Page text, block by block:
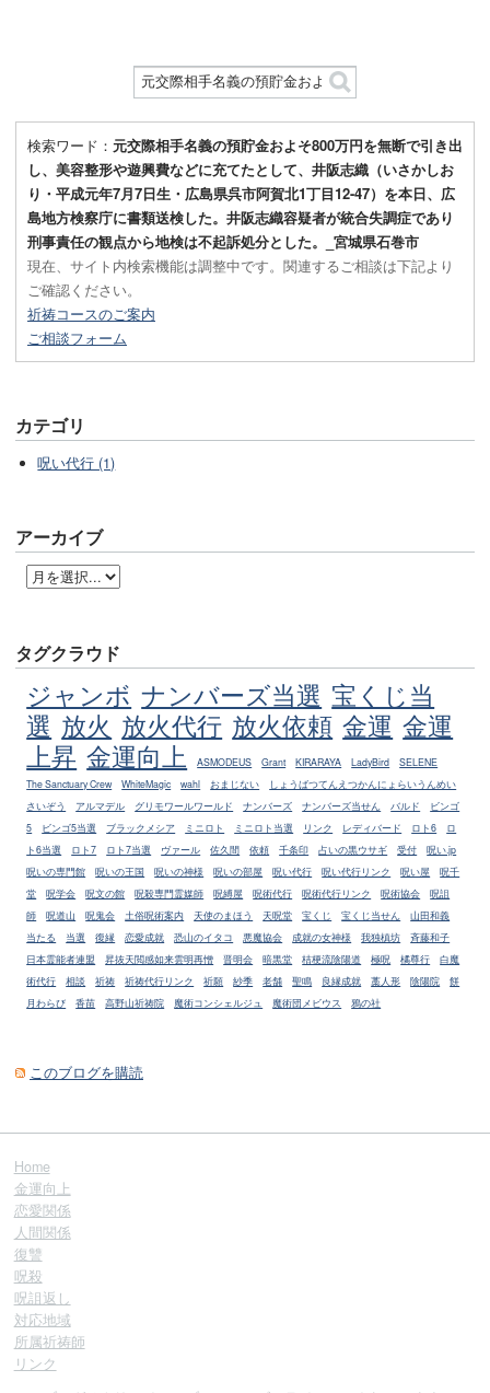
検索ワード： 元交際相手名義の預貯金およそ800万円を無断で引き出
し、美容整形や遊興費などに充てたとして、井阪志織（いさかしお
り・平成元年7月7日生・広島県呉市阿賀北1丁目12-47）を本日、広
島地方検察庁に書類送検した。井阪志織容疑者が統合失調症であり
刑事責任の観点から地検は不起訴処分とした。_宮城県石巻市
現在、サイト内検索機能は調整中です。関連するご相談は下記より
ご確認ください。
祈祷コースのご案内
ご相談フォーム
カテゴリ
呪い代行 (1)
アーカイブ
タグクラウド
ジャンボ ナンバーズ当選 宝くじ当
選 放火 放火代行 放火依頼 金運 金運
上昇 金運向上 ASMODEUS Grant KIRARAYA LadyBird
SELENE
The Sanctuary Crew
WhiteMagic wahl おまじない
しょうばつてんえつかんにょらいうんめい
さいぞう
アルマデル グリモワールワールド ナンバーズ ナンバーズ当せん バルド
ビンゴ
5
ビンゴ5当選 ブラックメシア ミニロト ミニロト当選 リンク レディバード ロト6
ロ
ト6当選
ロト7 ロト7当選 ヴァール 佐久間 依頼 千条印 占いの黒ウサギ 受付
呪い.jp
呪いの専門館
呪いの王国 呪いの神様 呪いの部屋 呪い代行 呪い代行リンク 呪い屋
呪千
堂
呪学会 呪文の館 呪殺専門霊媒師 呪縛屋 呪術代行 呪術代行リンク 呪術協会
呪詛
師
呪道山 呪鬼会 土俗呪術案内 天使のまほう 天呪堂 宝くじ 宝くじ当せん
山田和義
当たる
当選 復縁 恋愛成就 恐山のイタコ 悪魔協会 成就の女神様 我独槙坊
斉藤和子
日本霊能者連盟
昇抜天閲感如来雲明再憎 晋明会 暗黒堂 桔梗流陰陽道 極呪 橘尊行
白魔
術代行
相談 祈祷 祈祷代行リンク 祈願 紗季 老舗 聖鳴 良縁成就 藁人形 陰陽院
餅
月わらび
香苗 高野山祈祷院 魔術コンシェルジュ 魔術団メビウス 鴉の社
このブログを購読
Home
金運向上
恋愛関係
人間関係
復讐
呪殺
呪詛返し
対応地域
所属祈祷師
リンク